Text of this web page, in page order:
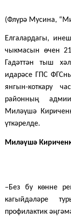
(Флүрә Мусина,
Елгалардагы,
чыкмасын өчен
Гадәттән тыш
идарәсе ГПС
янгын-коткару
районның
Миләүшә
үткәрелде.
Миләүшә
–Без бу көнне
кагыйдәләре
профилактик